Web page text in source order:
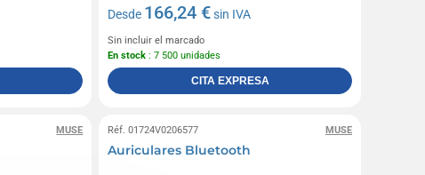
Desde 166,24 €sin IVA
Sin incluir el marcado
En stock : 7 500 unidades
CITA EXPRESA
MUSE MUSE
Réf. 01724V0206577
Auriculares Bluetooth